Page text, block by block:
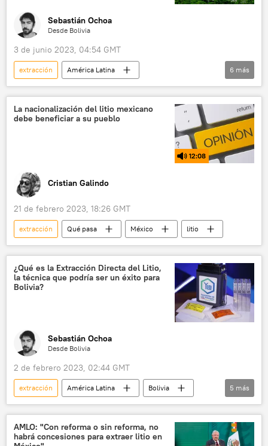
💬 Opinión y Análisis
Sebastián Ochoa
Desde Bolivia
3 de junio 2023, 04:54 GMT
extracción
América Latina
medioambiente
Bolivia
mineros
industria minera
oro
contaminación
📝 Reportajes
6 más
La nacionalización del litio mexicano
debe beneficiar a su pueblo
12:08
Cristian Galindo
21 de febrero 2023, 18:26 GMT
extracción Qué pasa México litio
¿Qué es la Extracción Directa del Litio,
la técnica que podría ser un éxito para
Bolivia?
Sebastián Ochoa
Desde Bolivia
2 de febrero 2023, 02:44 GMT
extracción América Latina
Bolivia
litio
Luis Arce
📈 Mercados y finanzas
💬 Opinión y Análisis
yacimientos
5 más
AMLO: "Con reforma o sin reforma, no
habrá concesiones para extraer litio en